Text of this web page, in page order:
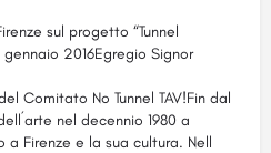
sul progetto “Tunnel
2016Egregio Signor
Comitato No Tunnel TAV!Fin dal
nel decennio 1980 a
Firenze e la sua cultura. Nell